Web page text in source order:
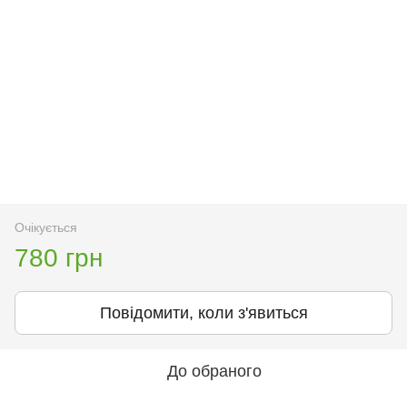
Очікується
780 грн
Повідомити, коли з'явиться
До обраного